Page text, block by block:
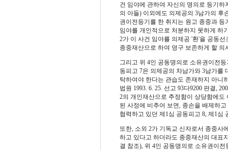
건 임야에 관하여 자신의 명의로 등기
의 아들) 이외에도 의제공의 3남가의 후
권이전등기를 한 취지는 원고 종중과
임야를 개인적으로 처분하지 못하게 하
2가 이 사건 임야를 의제공 '환'을 공동
종중재산으로 하여 영구 보존하게 할
그리고 위 4인 공동명의로 소유권이전
동피고 7은 의제공의 차남가와 3남가를
탁하여야 한다는 관습도 존재하지 아니
법원 1993. 6. 25. 선고 93다9200 판결,
2의 개인재산으로 추정함이 상당함에
된 사정에 비추어 보면, 종손을 배제하
협력하고 있던 제1심 공동피고 8, 제1심
또한, 소외 2가 기독교 신자로서 종중사
하고 있다고 하더라도 종중재산의 대표
결 참조), 위 4인 공동명의로 소유권이